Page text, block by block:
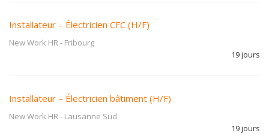
Installateur – Électricien CFC (H/F)
New Work HR- Fribourg
19 jours
Installateur – Électricien bâtiment (H/F)
New Work HR- Lausanne Sud
19 jours